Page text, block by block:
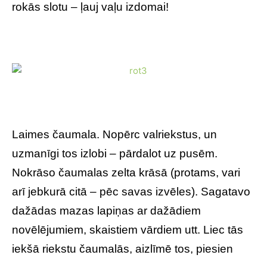
rokās slotu – ļauj vaļu izdomai!
Laimes čaumala. Nopērc valriekstus, un
uzmanīgi tos izlobi – pārdalot uz pusēm.
Nokrāso čaumalas zelta krāsā (protams, vari
arī jebkurā citā – pēc savas izvēles). Sagatavo
dažādas mazas lapiņas ar dažādiem
novēlējumiem, skaistiem vārdiem utt. Liec tās
iekšā riekstu čaumalās, aizlīmē tos, piesien